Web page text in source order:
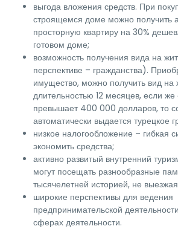
выгода вложения средств. При
строящемся доме можно получить
просторную квартиру на 30%
готовом доме;
возможность получения вида на
перспективе – гражданства).
имущество, можно получить вид на
длительностью 12 месяцев, если же
превышает 400 000 долларов, то
автоматически выдается турецкое
низкое налогообложение – гибкая
экономить средства;
активно развитый внутренний
могут посещать разнообразные
тысячелетней историей, не
широкие перспективы для ведения
предпринимательской
сферах деятельности.